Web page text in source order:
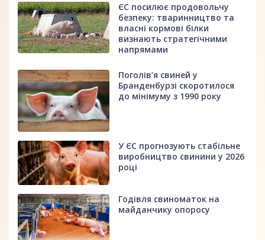
ЄС посилює продовольчу
безпеку: тваринництво та
власні кормові білки
визнають стратегічними
напрямами
Поголів’я свиней у
Бранденбурзі скоротилося
до мінімуму з 1990 року
У ЄС прогнозують стабільне
виробництво свинини у 2026
році
Годівля свиноматок на
майданчику опоросу